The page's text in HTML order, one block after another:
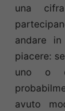
una
andare
piacere:
uno o
avuto